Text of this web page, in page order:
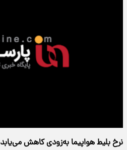
نرخ بلیط هواپیما به‌زودی کاهش می‌یابد